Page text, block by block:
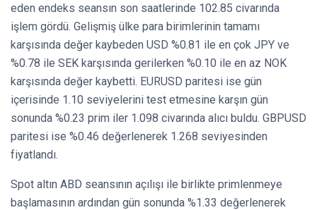
eden endeks seansın son saatlerinde 102.85 civarında
işlem gördü. Gelişmiş ülke para birimlerinin tamamı
karşısında değer kaybeden USD %0.81 ile en çok JPY ve
%0.78 ile SEK karşısında gerilerken %0.10 ile en az NOK
karşısında değer kaybetti. EURUSD paritesi ise gün
içerisinde 1.10 seviyelerini test etmesine karşın gün
sonunda %0.23 prim iler 1.098 civarında alıcı buldu. GBPUSD
paritesi ise %0.46 değerlenerek 1.268 seviyesinden
fiyatlandı.
Spot altın ABD seansının açılışı ile birlikte primlenmeye
başlamasının ardından gün sonunda %1.33 değerlenerek